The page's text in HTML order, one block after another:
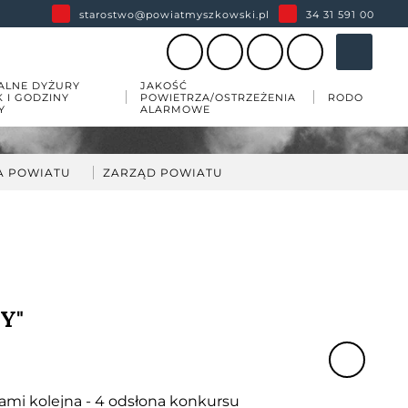
starostwo@powiatmyszkowski.pl 34 31 591 00
DYŻURY
I GODZINY
JAKOŚĆ
POWIETRZA/OSTRZEŻENIA
ALARMOWE
RODO
POWIATU ZARZĄD POWIATU
kolejna - 4 odsłona konkursu